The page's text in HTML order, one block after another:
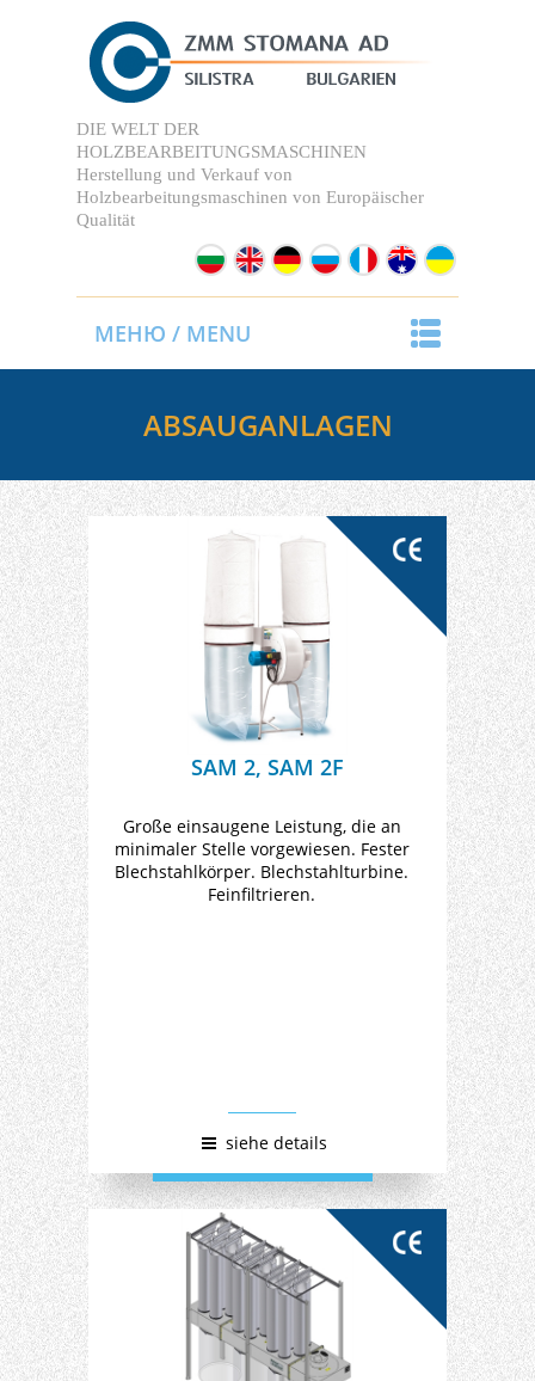
DIE WELT DER
HOLZBEARBEITUNGSMASCHINEN
Herstellung und Verkauf von
Holzbearbeitungsmaschinen von Europäischer
Qualität
МЕНЮ / MENU
ABSAUGANLAGEN
SAM 2, SAM 2F
Große einsaugene Leistung, die an
minimaler Stelle vorgewiesen. Fester
Blechstahlkörper. Blechstahlturbine.
Feinfiltrieren.
siehe details